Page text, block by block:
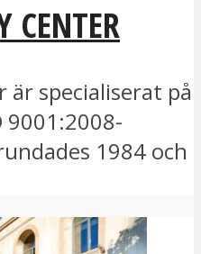
CENTER
specialiserat på
9001:2008-
1984 och